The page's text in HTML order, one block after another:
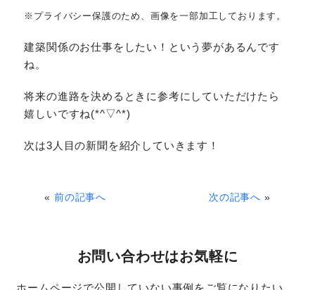
※プライバシー保護のため、画像を一部加工しております。
建築関係のお仕事をしたい！という夢があるんです
ね。
将来の進路を決めるときに参考にしていただけたら
嬉しいですね(*^▽^*)
次は3人目の新聞を紹介していきます！
«前の記事へ 次の記事へ »
お問い合わせはお気軽に
ホームページで公開していない事例をご覧になりたい